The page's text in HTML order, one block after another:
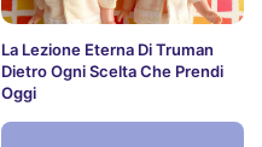
La Lezione Eterna Di Truman
Dietro Ogni Scelta Che Prendi
Oggi